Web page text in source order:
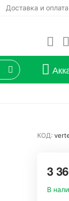
Доставка и оплата
КОД:
3
В